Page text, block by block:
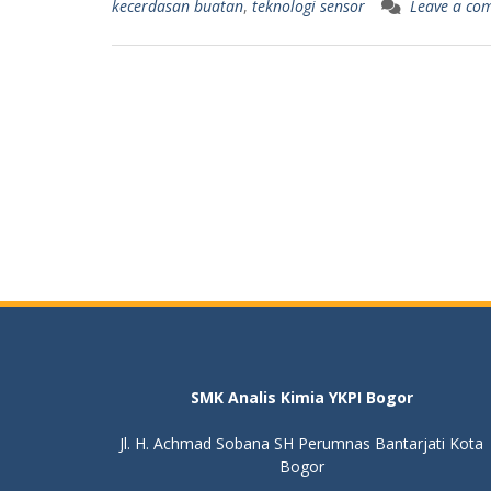
kecerdasan buatan, teknologi sensor Leave a
SMK Analis Kimia YKPI Bogor
Jl. H. Achmad Sobana SH Perumnas Bantarjati Kota
Bogor